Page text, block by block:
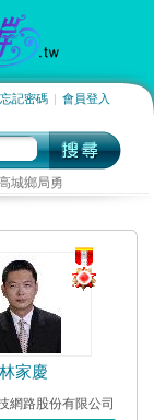
| 會員登入
忘記密碼
城鄉局勇
據點做公
林家慶
網路股份有限公司